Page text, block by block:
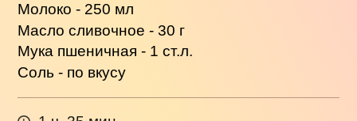
Молоко - 250 мл
Масло сливочное - 30 г
Мука пшеничная - 1 ст.л.
Соль - по вкусу